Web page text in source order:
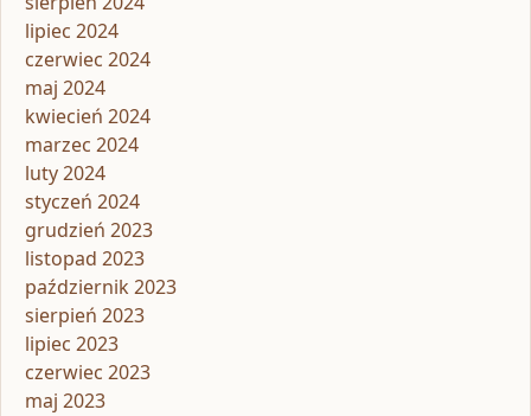
lipiec 2024
czerwiec 2024
maj 2024
kwiecień 2024
marzec 2024
luty 2024
styczeń 2024
grudzień 2023
listopad 2023
październik 2023
sierpień 2023
lipiec 2023
czerwiec 2023
maj 2023